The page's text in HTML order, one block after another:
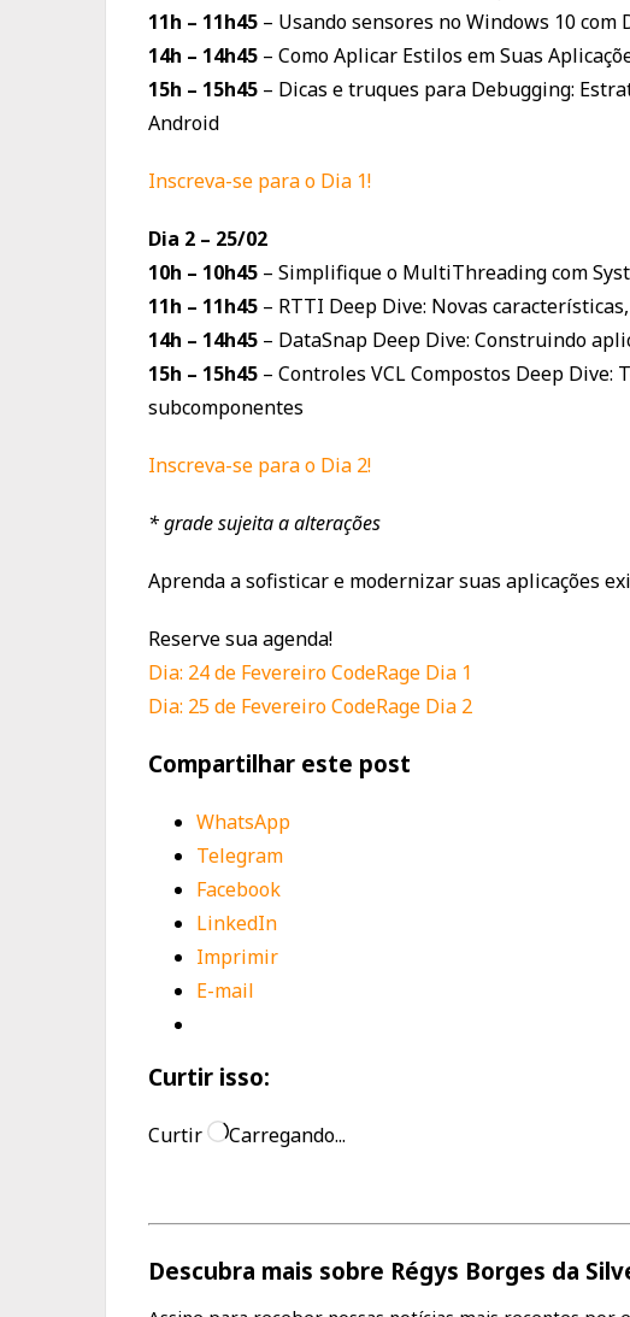
11h – 11h45 – Usando sensores no Windows 10 com
14h – 14h45 – Como Aplicar Estilos em Suas
15h – 15h45 – Dicas e truques para Debugging:
Android
Inscreva-se para o Dia 1!
Dia 2 – 25/02
10h – 10h45 – Simplifique o MultiThreading com
11h – 11h45 – RTTI Deep Dive: Novas
14h – 14h45 – DataSnap Deep Dive: Construindo
15h – 15h45 – Controles VCL Compostos Deep
subcomponentes
Inscreva-se para o Dia 2!
* grade sujeita a alterações
Aprenda a sofisticar e modernizar suas aplicações
Reserve sua agenda!
Dia: 24 de Fevereiro CodeRage Dia 1
Dia: 25 de Fevereiro CodeRage Dia 2
Compartilhar este post
WhatsApp
Telegram
Facebook
LinkedIn
Imprimir
E-mail
Curtir isso:
Curtir Carregando...
Descubra mais sobre Régys Borges da